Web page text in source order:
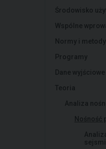
Środowisko
Wspólne
Normy i
Programy
Dane wyjściowe
Teoria
Analiza
Nośność